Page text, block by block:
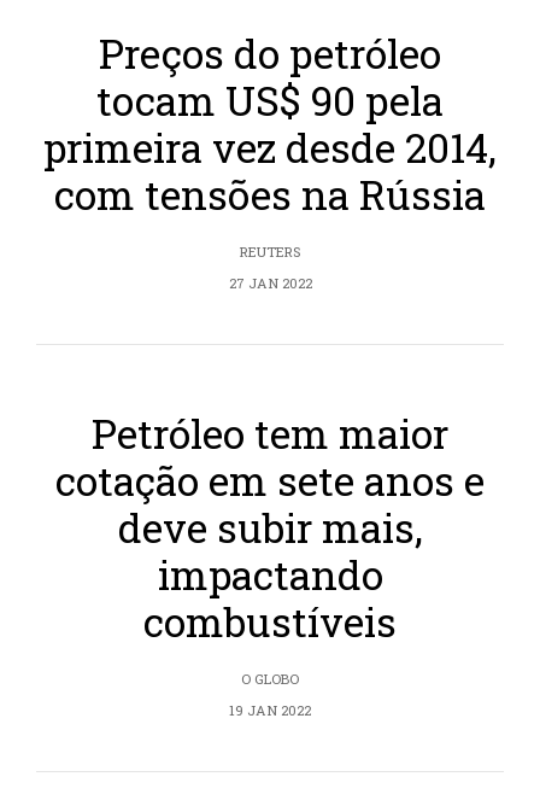
Preços do petróleo
tocam US$ 90 pela
primeira vez desde 2014,
com tensões na Rússia
REUTERS
27 JAN 2022
Petróleo tem maior
cotação em sete anos e
deve subir mais,
impactando
combustíveis
O GLOBO
19 JAN 2022